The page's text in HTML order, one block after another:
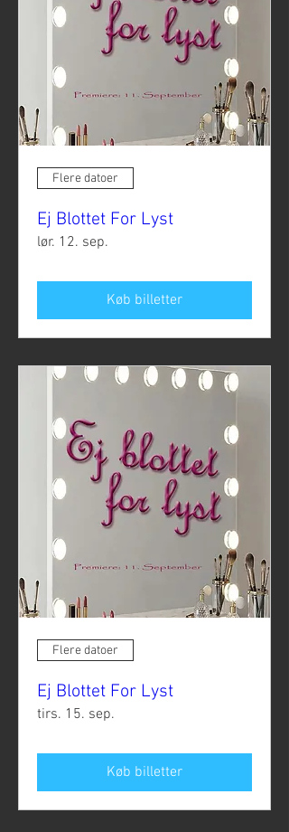
Flere datoer
Ej Blottet For Lyst
lør. 12. sep.
Køb billetter
Flere datoer
Ej Blottet For Lyst
tirs. 15. sep.
Køb billetter